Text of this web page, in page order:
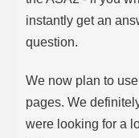
instantly get an
question.
We now plan to
pages. We
were looking for a